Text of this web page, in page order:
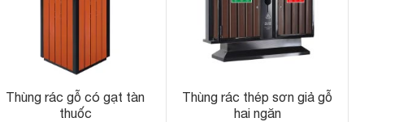
Thùng rác gỗ có gạt tàn
thuốc
Thùng rác thép sơn giả gỗ
hai ngăn